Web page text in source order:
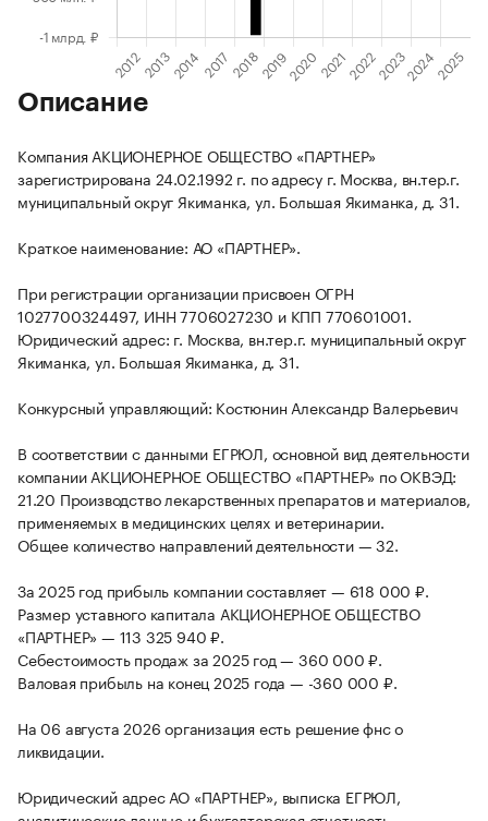
Описание
Компания АКЦИОНЕРНОЕ ОБЩЕСТВО «ПАРТНЕР»
зарегистрирована 24.02.1992 г. по адресу г. Москва, вн.тер.г.
муниципальный округ Якиманка, ул. Большая Якиманка, д. 31.
Краткое наименование: АО «ПАРТНЕР».
При регистрации организации присвоен ОГРН
1027700324497, ИНН 7706027230 и КПП 770601001.
Юридический адрес: г. Москва, вн.тер.г. муниципальный округ
Якиманка, ул. Большая Якиманка, д. 31.
Конкурсный управляющий: Костюнин Александр Валерьевич
В соответствии с данными ЕГРЮЛ, основной вид деятельности
компании АКЦИОНЕРНОЕ ОБЩЕСТВО «ПАРТНЕР» по ОКВЭД:
21.20 Производство лекарственных препаратов и материалов,
применяемых в медицинских целях и ветеринарии.
Общее количество направлений деятельности — 32.
За 2025 год прибыль компании составляет — 618 000 ₽.
Размер уставного капитала АКЦИОНЕРНОЕ ОБЩЕСТВО
«ПАРТНЕР» — 113 325 940 ₽.
Себестоимость продаж за 2025 год — 360 000 ₽.
Валовая прибыль на конец 2025 года — -360 000 ₽.
На 06 августа 2026 организация есть решение фнс о
ликвидации.
Юридический адрес АО «ПАРТНЕР», выписка ЕГРЮЛ,